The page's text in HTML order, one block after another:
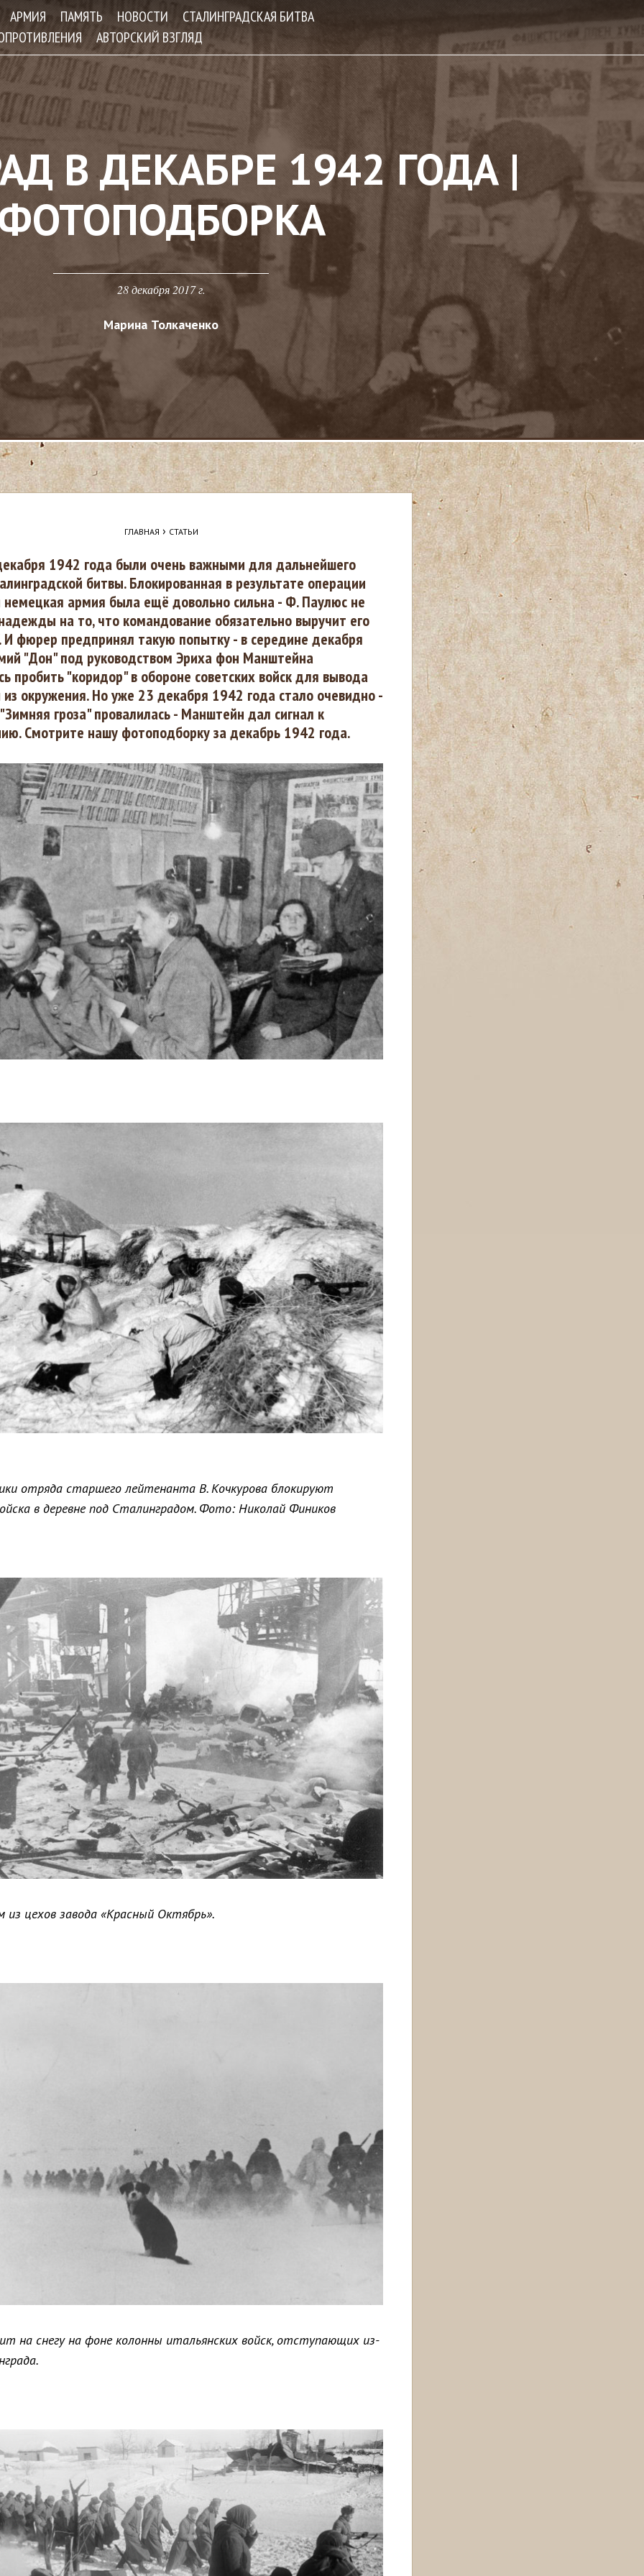
Jump to navigation
АРМИЯ ПАМЯТЬ НОВОСТИ
СТАЛИНГРАДСКАЯ БИТВА
АВТОРСКИЙ ВЗГЛЯД
В ДЕКАБРЕ 1942 ГОДА |
28 декабря 2017 г.
Марина Толкаченко
ГЛАВНАЯ › СТАТЬИ
1942 года были очень важными для дальнейшего
битвы. Блокированная в результате операции
немецкая армия была ещё довольно сильна - Ф. Паулюс не
на то, что командование обязательно выручит его
И фюрер предпринял такую попытку - в середине декабря
"Дон" под руководством Эриха фон Манштейна
пробить "коридор" в обороне советских войск для вывода
окружения. Но уже 23 декабря 1942 года стало очевидно -
гроза" провалилась - Манштейн дал сигнал к
Смотрите нашу фотоподборку за декабрь 1942 года.
отряда старшего лейтенанта В. Кочкурова блокируют
в деревне под Сталинградом. Фото: Николай Фиников
из цехов завода «Красный Октябрь».
на снегу на фоне колонны итальянских войск, отступающих из-